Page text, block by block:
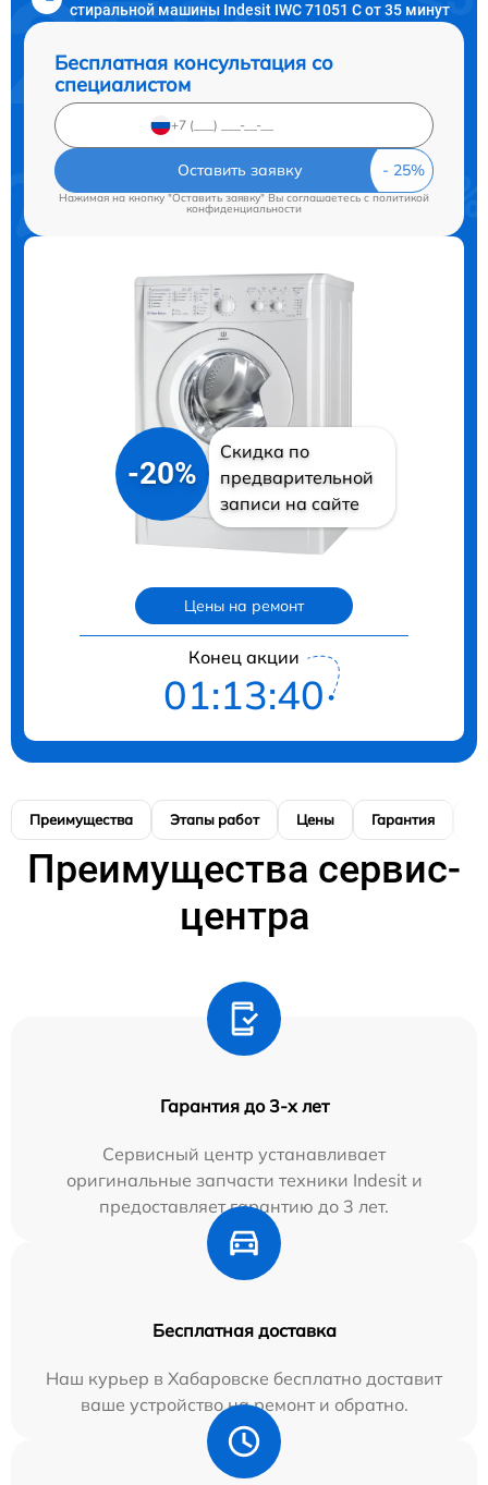
стиральной машины Indesit IWC 71051 C от 35 минут
Бесплатная консультация со
специалистом
Оставить заявку
Нажимая на кнопку "Оставить заявку" Вы соглашаетесь cполитикой
конфиденциальности
-20%
Скидка по
предварительной
записи на сайте
Цены на ремонт
Конец акции
01:13:39
Преимущества Этапы работ Цены Гарантия
Преимущества сервис-
центра
Гарантия до 3-х лет
Сервисный центр устанавливает
оригинальные запчасти техники Indesit и
предоставляет гарантию до 3 лет.
Бесплатная доставка
Наш курьер в Хабаровске бесплатно доставит
ваше устройство на ремонт и обратно.